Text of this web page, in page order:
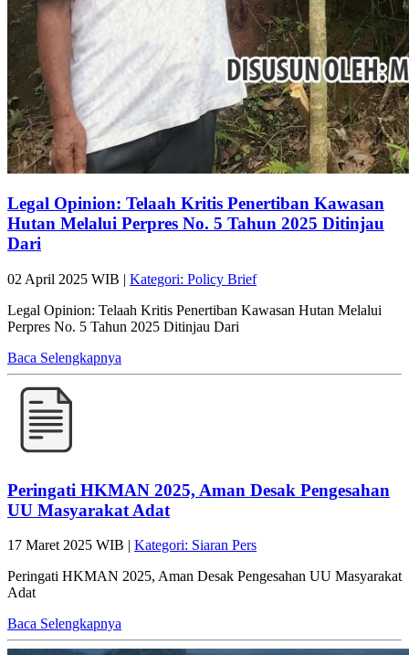
Legal Opinion: Telaah Kritis Penertiban Kawasan
Hutan Melalui Perpres No. 5 Tahun 2025 Ditinjau
Dari
02 April 2025 WIB | Kategori: Policy Brief
Legal Opinion: Telaah Kritis Penertiban Kawasan Hutan Melalui
Perpres No. 5 Tahun 2025 Ditinjau Dari
Baca Selengkapnya
Peringati HKMAN 2025, Aman Desak Pengesahan
UU Masyarakat Adat
17 Maret 2025 WIB | Kategori: Siaran Pers
Peringati HKMAN 2025, Aman Desak Pengesahan UU Masyarakat
Adat
Baca Selengkapnya